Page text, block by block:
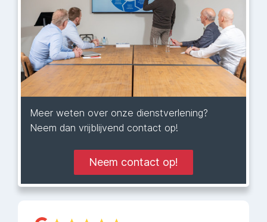
Meer weten over onze dienstverlening?
Neem dan vrijblijvend contact op!
Neem contact op!